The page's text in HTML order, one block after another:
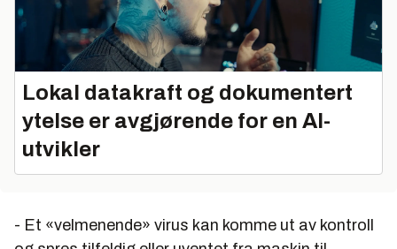
Lokal datakraft og dokumentert
ytelse er avgjørende for en AI-
utvikler
- Et «velmenende» virus kan komme ut av kontroll